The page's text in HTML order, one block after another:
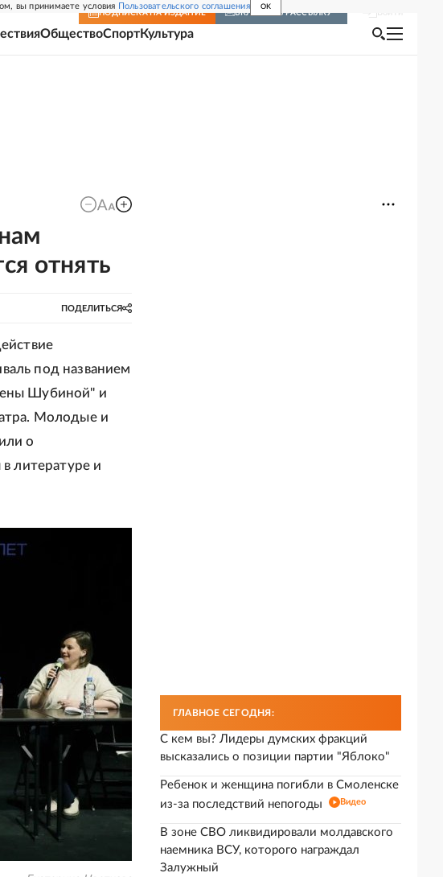
вы принимаете условия Пользовательского соглашения OK
ПОДПИСКА НА ИЗДАНИЕ ВКЛЮЧИТЬ РАССЫЛКУ
ОбществоСпортКультура
отнять
ПОДЕЛИТЬСЯ
под названием
Шубиной" и
Молодые и
о
литературе и
ГЛАВНОЕ СЕГОДНЯ:
С кем вы? Лидеры думских фракций
высказались о позиции партии "Яблоко"
Ребенок и женщина погибли в Смоленске
из-за последствий непогоды
Видео
В зоне СВО ликвидировали молдавского
наемника ВСУ, которого награждал
Залужный